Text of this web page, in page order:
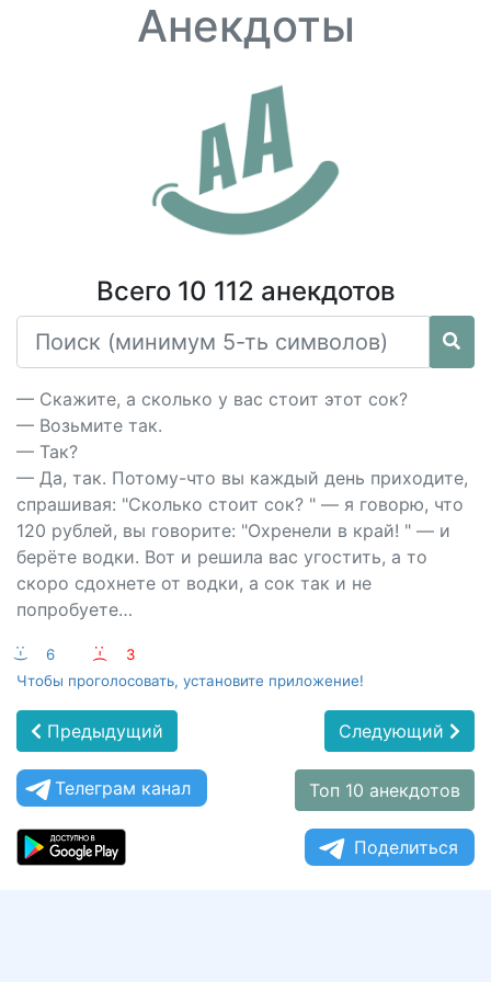
Анекдоты
Всего 10 112 анекдотов
— Скажите, а сколько у вас стоит этот сок?
— Возьмите так.
— Так?
— Да, так. Потому-что вы каждый день приходите,
спрашивая: "Сколько стоит сок? " — я говорю, что
120 рублей, вы говорите: "Охренели в край! " — и
берёте водки. Вот и решила вас угостить, а то
скоро сдохнете от водки, а сок так и не
попробуете…
:-) 6 :-(
3
Чтобы проголосовать, установите приложение!
Предыдущий Следующий
Телеграм канал Топ 10 анекдотов
Поделиться